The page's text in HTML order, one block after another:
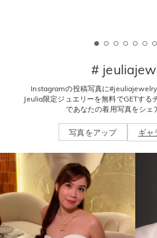
#
Instagramの投稿写真に#jeuliajewelry
Jeulia限定ジュエリーを無料でGETする
であなたの着用写真をシェ
写真をアップ ギャ